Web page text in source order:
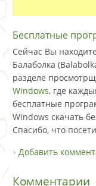
Бесплатные
Сейчас Вы
Балаболка
разделе
Windows, где
бесплатные
Windows скачать
Спасибо, что
Добавить
Комментарии